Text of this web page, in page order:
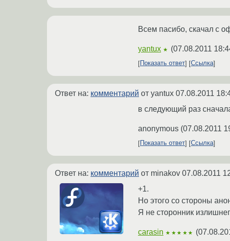
Всем пасибо, скачал с
yantux ★ (07.08.2011
Показать ответ
Ссылка
Ответ на: комментарий от yantux 07.08.2011
в следующий раз
anonymous (07.08.2011
Показать ответ Ссылка
Ответ на: комментарий от minakov 07.08.2011
+1.
Но этого со стороны
Я не сторонник
carasin ★★★★★ (